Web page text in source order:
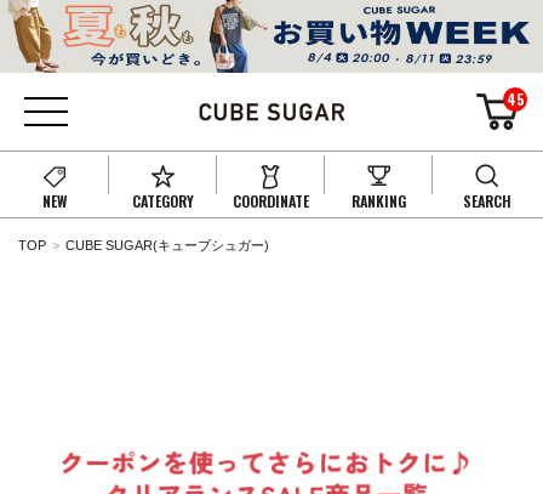
45
NEW CATEGORY COORDINATE RANKING SEARCH
TOP CUBE SUGAR(キューブシュガー)